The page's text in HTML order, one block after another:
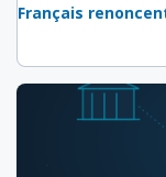
Français